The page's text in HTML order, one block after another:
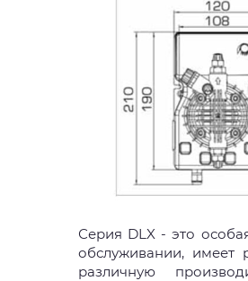
Серия DLX - это
обслуживании, имеет
различную